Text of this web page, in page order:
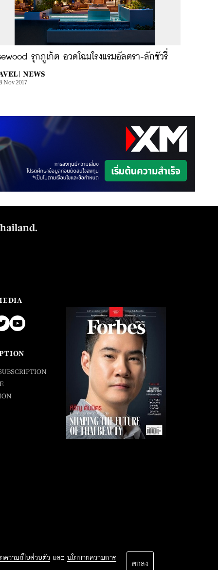
รุกภูเก็ต อวดโฉมโรงแรมอัลตรา-ลักชัวรี่
| NEWS
Nov 2017
ความเป็นส่วนตัว และ นโยบายความการ
ตกลง